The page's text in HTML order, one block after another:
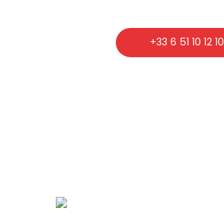
+33 6 51 10 12 10